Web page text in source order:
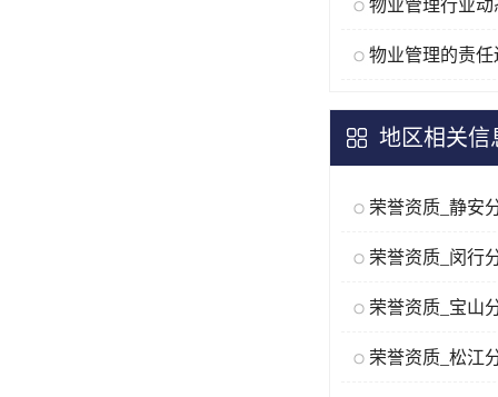
物业管理的责任
地区相关信
荣誉资质_静安
荣誉资质_闵行
荣誉资质_宝山
荣誉资质_松江